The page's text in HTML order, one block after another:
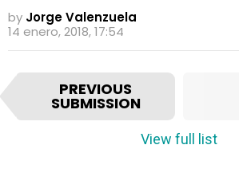
by Jorge Valenzuela
14 enero, 2018, 17:54
I
e
PREVIOUS
SUBMISSION
View full list